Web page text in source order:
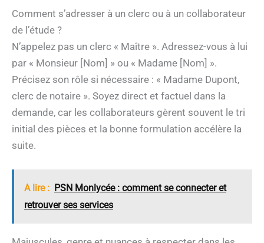
Comment s’adresser à un clerc ou à un collaborateur
de l’étude ?
N’appelez pas un clerc « Maître ». Adressez-vous à lui
par « Monsieur [Nom] » ou « Madame [Nom] ».
Précisez son rôle si nécessaire : « Madame Dupont,
clerc de notaire ». Soyez direct et factuel dans la
demande, car les collaborateurs gèrent souvent le tri
initial des pièces et la bonne formulation accélère la
suite.
A lire : PSN Monlycée : comment se connecter et
retrouver ses services